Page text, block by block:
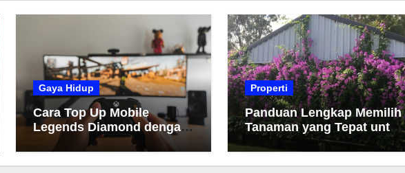
Gaya Hidup
Cara Top Up Mobile
Legends Diamond dengan
Mudah dan Cepat
Properti
Panduan Lengkap Memilih
Tanaman yang Tepat untuk
Taman Anda